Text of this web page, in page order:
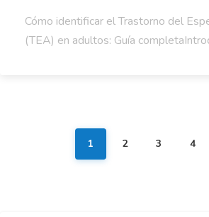
Cómo identificar el Trastorno del
(TEA) en adultos: Guía
1 2 3 4